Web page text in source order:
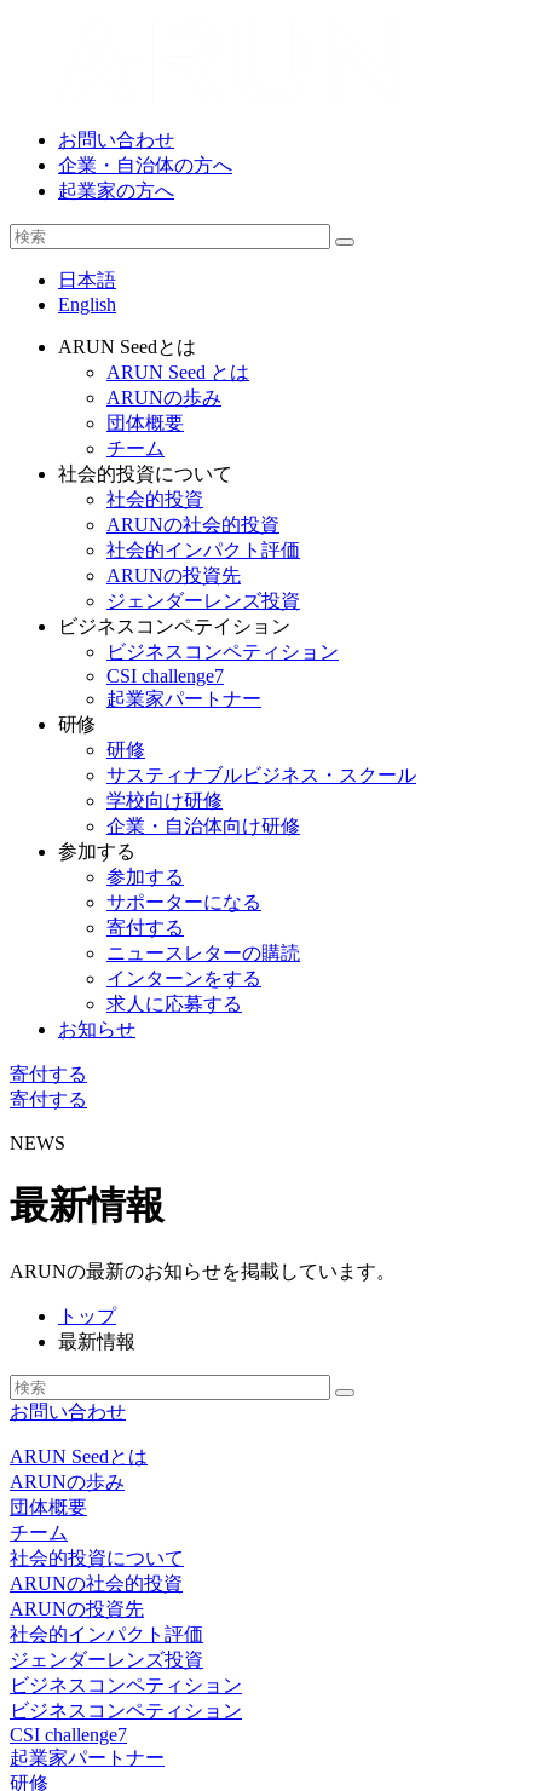
お問い合わせ
企業・自治体の方へ
起業家の方へ
日本語
English
ARUN Seedとは
ARUN Seed とは
ARUNの歩み
団体概要
チーム
社会的投資について
社会的投資
ARUNの社会的投資
社会的インパクト評価
ARUNの投資先
ジェンダーレンズ投資
ビジネスコンペテイション
ビジネスコンペティション
CSI challenge7
起業家パートナー
研修
研修
サスティナブルビジネス・スクール
学校向け研修
企業・自治体向け研修
参加する
参加する
サポーターになる
寄付する
ニュースレターの購読
インターンをする
求人に応募する
お知らせ
寄付する
寄付する
NEWS
最新情報
ARUNの最新のお知らせを掲載しています。
トップ
最新情報
お問い合わせ
ARUN Seedとは
ARUNの歩み
団体概要
チーム
社会的投資について
ARUNの社会的投資
ARUNの投資先
社会的インパクト評価
ジェンダーレンズ投資
ビジネスコンペティション
ビジネスコンペティション
CSI challenge7
起業家パートナー
研修